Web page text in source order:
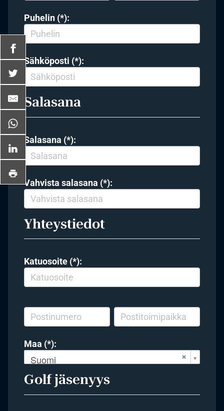
Puhelin (*):
Sähköposti (*):
Salasana
Salasana (*):
Vahvista salasana (*):
Yhteystiedot
Katuosoite (*):
Maa (*):
Suomi
Golf jäsenyys